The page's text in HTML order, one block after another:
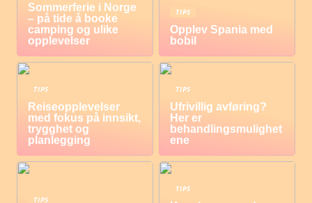
Sommerferie i Norge
– på tide å booke
camping og ulike
opplevelser
TIPS
Opplev Spania med
bobil
TIPS
Reiseopplevelser
med fokus på innsikt,
trygghet og
planlegging
TIPS
Ufrivillig avføring?
Her er
behandlingsmulighet
ene
TIPS
TIPS